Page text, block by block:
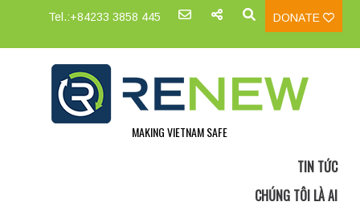
Tel.:+84233 3858 445 DONATE
MAKING VIETNAM SAFE
TIN TỨC
CHÚNG TÔI LÀ AI